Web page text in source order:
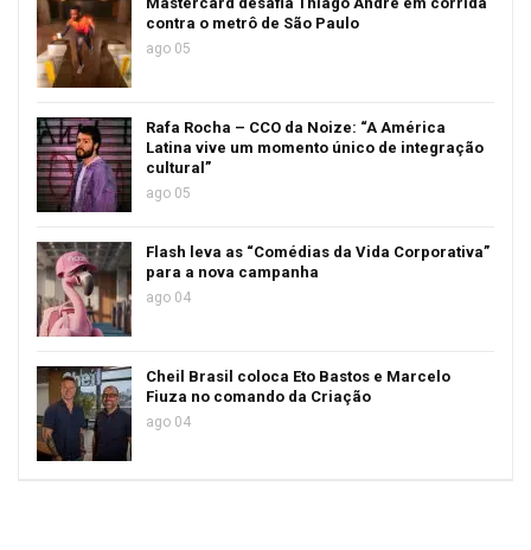
contra o metrô de São Paulo
ago 05
Rafa Rocha – CCO da Noize: “A América
Latina vive um momento único de integração
cultural”
ago 05
Flash leva as “Comédias da Vida Corporativa”
para a nova campanha
ago 04
Cheil Brasil coloca Eto Bastos e Marcelo
Fiuza no comando da Criação
ago 04